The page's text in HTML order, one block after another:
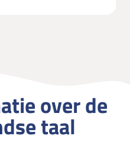
over de
taal